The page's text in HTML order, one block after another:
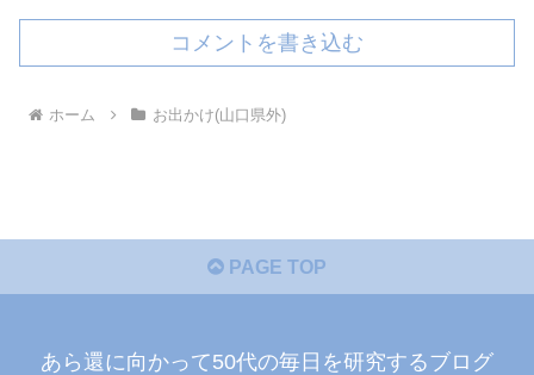
コメントを書き込む
ホーム お出かけ(山口県外)
PAGE TOP
あら還に向かって50代の毎日を研究するブログ